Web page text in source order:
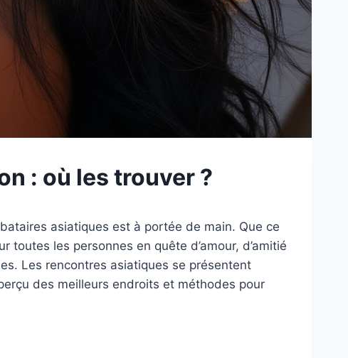
: où les trouver ?
asiatiques est à portée de main. Que ce
les personnes en quête d’amour, d’amitié
Les rencontres asiatiques se présentent
des meilleurs endroits et méthodes pour